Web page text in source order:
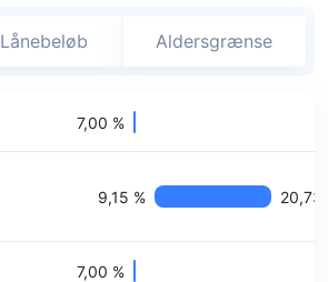
Lånebeløb Aldersgrænse
7,00 %
9,15 % 20,73
7,00 %